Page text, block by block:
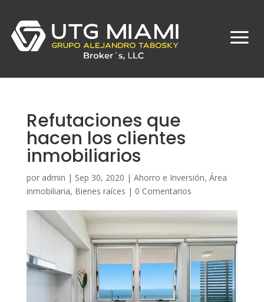
Refutaciones que
hacen los clientes
inmobiliarios
por admin | Sep 30, 2020 | Ahorro e Inversión, Área
inmobiliaria, Bienes raíces | 0 Comentarios